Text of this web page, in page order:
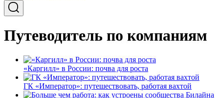
Путеводитель по компаниям
«Каргилл» в России: почва для роста
ГК «Император»: путешествовать, работая вахтой